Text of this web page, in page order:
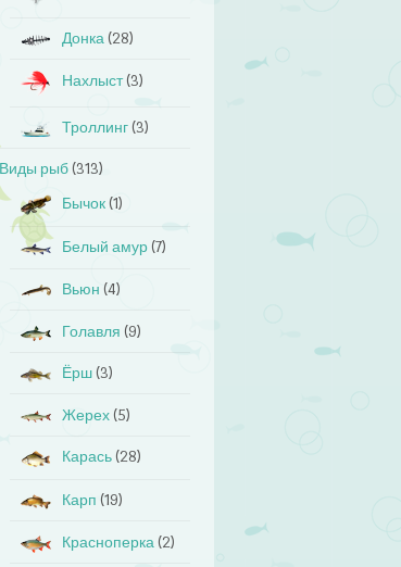
Донка (28)
Нахлыст(3)
Троллинг (3)
Виды рыб (313)
Бычок (1)
Белый амур (7)
Вьюн (4)
Голавля (9)
Ёрш (3)
Жерех (5)
Карась (28)
Карп (19)
Красноперка (2)